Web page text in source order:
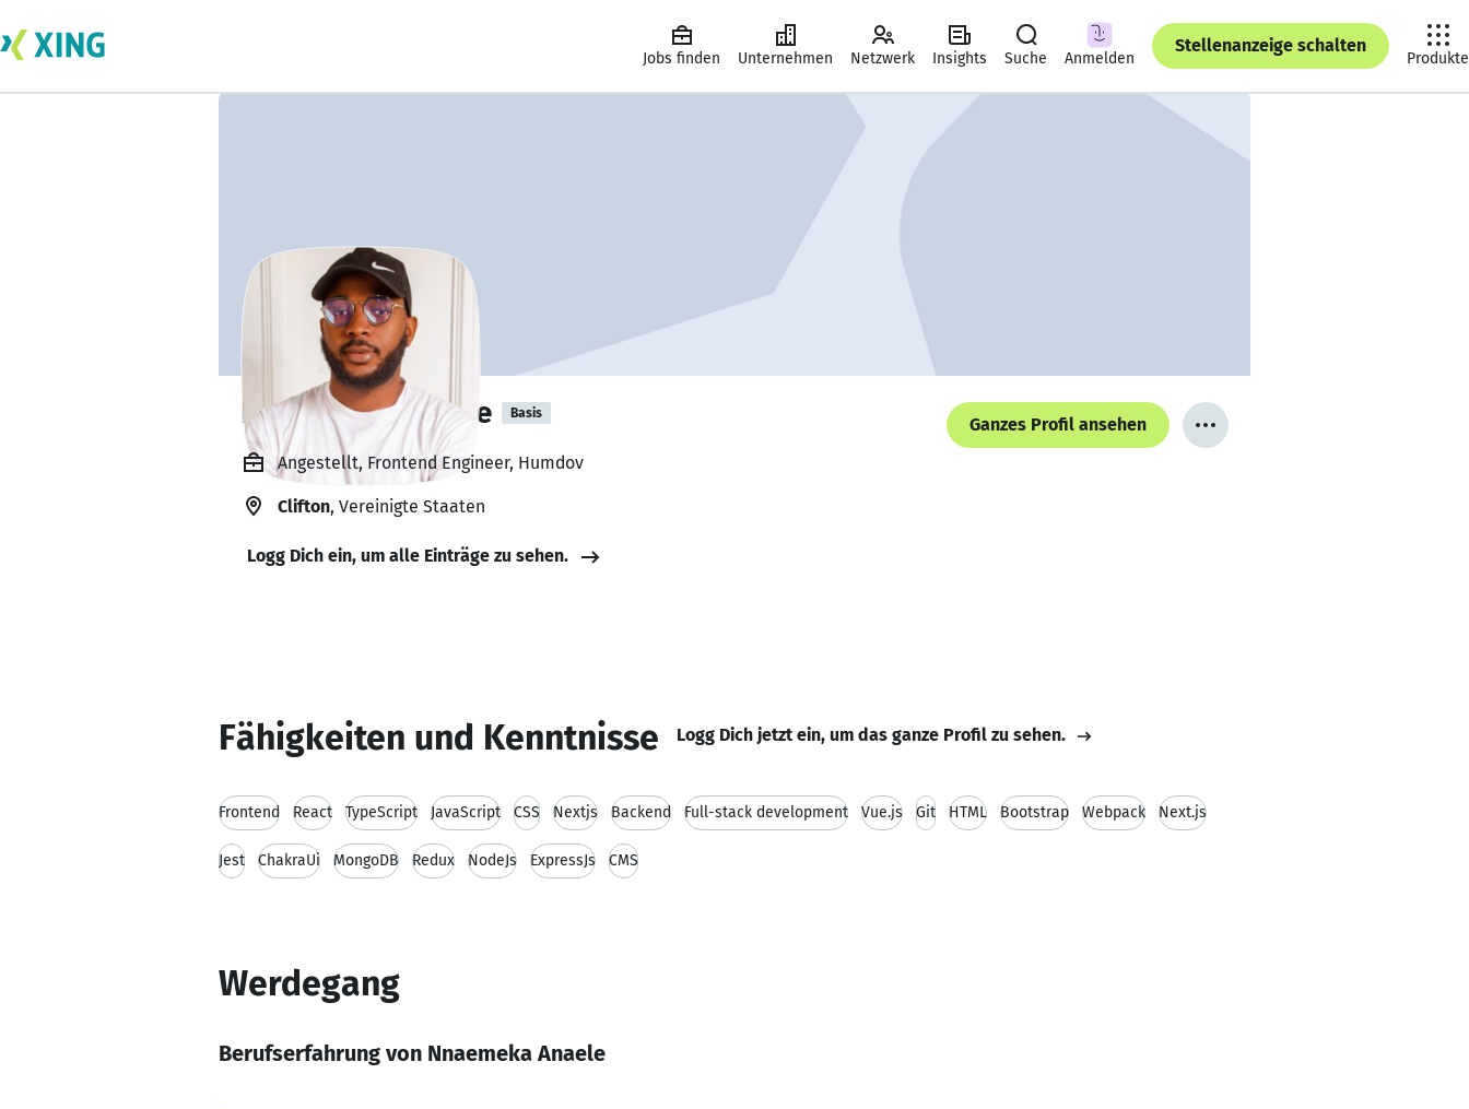
Jobs finden Unternehmen Netzwerk Insights Suche Anmelden
Stellenanzeige schalten
Produkte
Nnaemeka Anaele Basis
Ganzes Profil ansehen
Angestellt, Frontend Engineer, Humdov
Clifton, Vereinigte Staaten
Logg Dich ein, um alle Einträge zu sehen.
Fähigkeiten und Kenntnisse Logg Dich jetzt ein, um das ganze Profil zu sehen.
Frontend React TypeScript JavaScript CSS Nextjs Backend Full-stack development Vue.js Git HTML Bootstrap Webpack Next.js
Jest ChakraUi MongoDB Redux NodeJs ExpressJs CMS
Werdegang
Berufserfahrung von Nnaemeka Anaele